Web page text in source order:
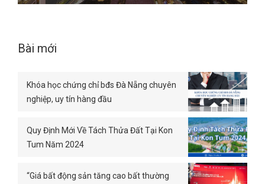
Bài mới
Khóa học chứng chỉ bđs Đà Nẵng chuyên
nghiệp, uy tín hàng đầu
Quy Định Mới Về Tách Thửa Đất Tại Kon
Tum Năm 2024
“Giá bất động sản tăng cao bất thường